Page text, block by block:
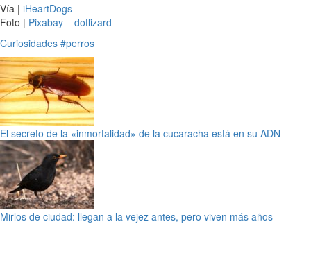
Vía | iHeartDogs
Foto | Pixabay – dotlizard
Curiosidades #perros
El secreto de la «inmortalidad» de la cucaracha está en su ADN
Mirlos de ciudad: llegan a la vejez antes, pero viven más años